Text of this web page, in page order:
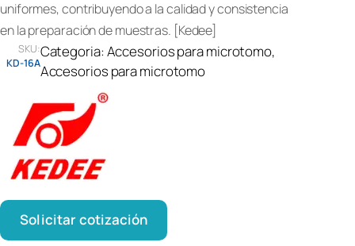
uniformes, contribuyendo a la calidad y consistencia
en la preparación de muestras. [Kedee]
SKU:
KD-16A
Categoria:Accesorios para microtomo
Accesorios para microtomo
Solicitar cotización